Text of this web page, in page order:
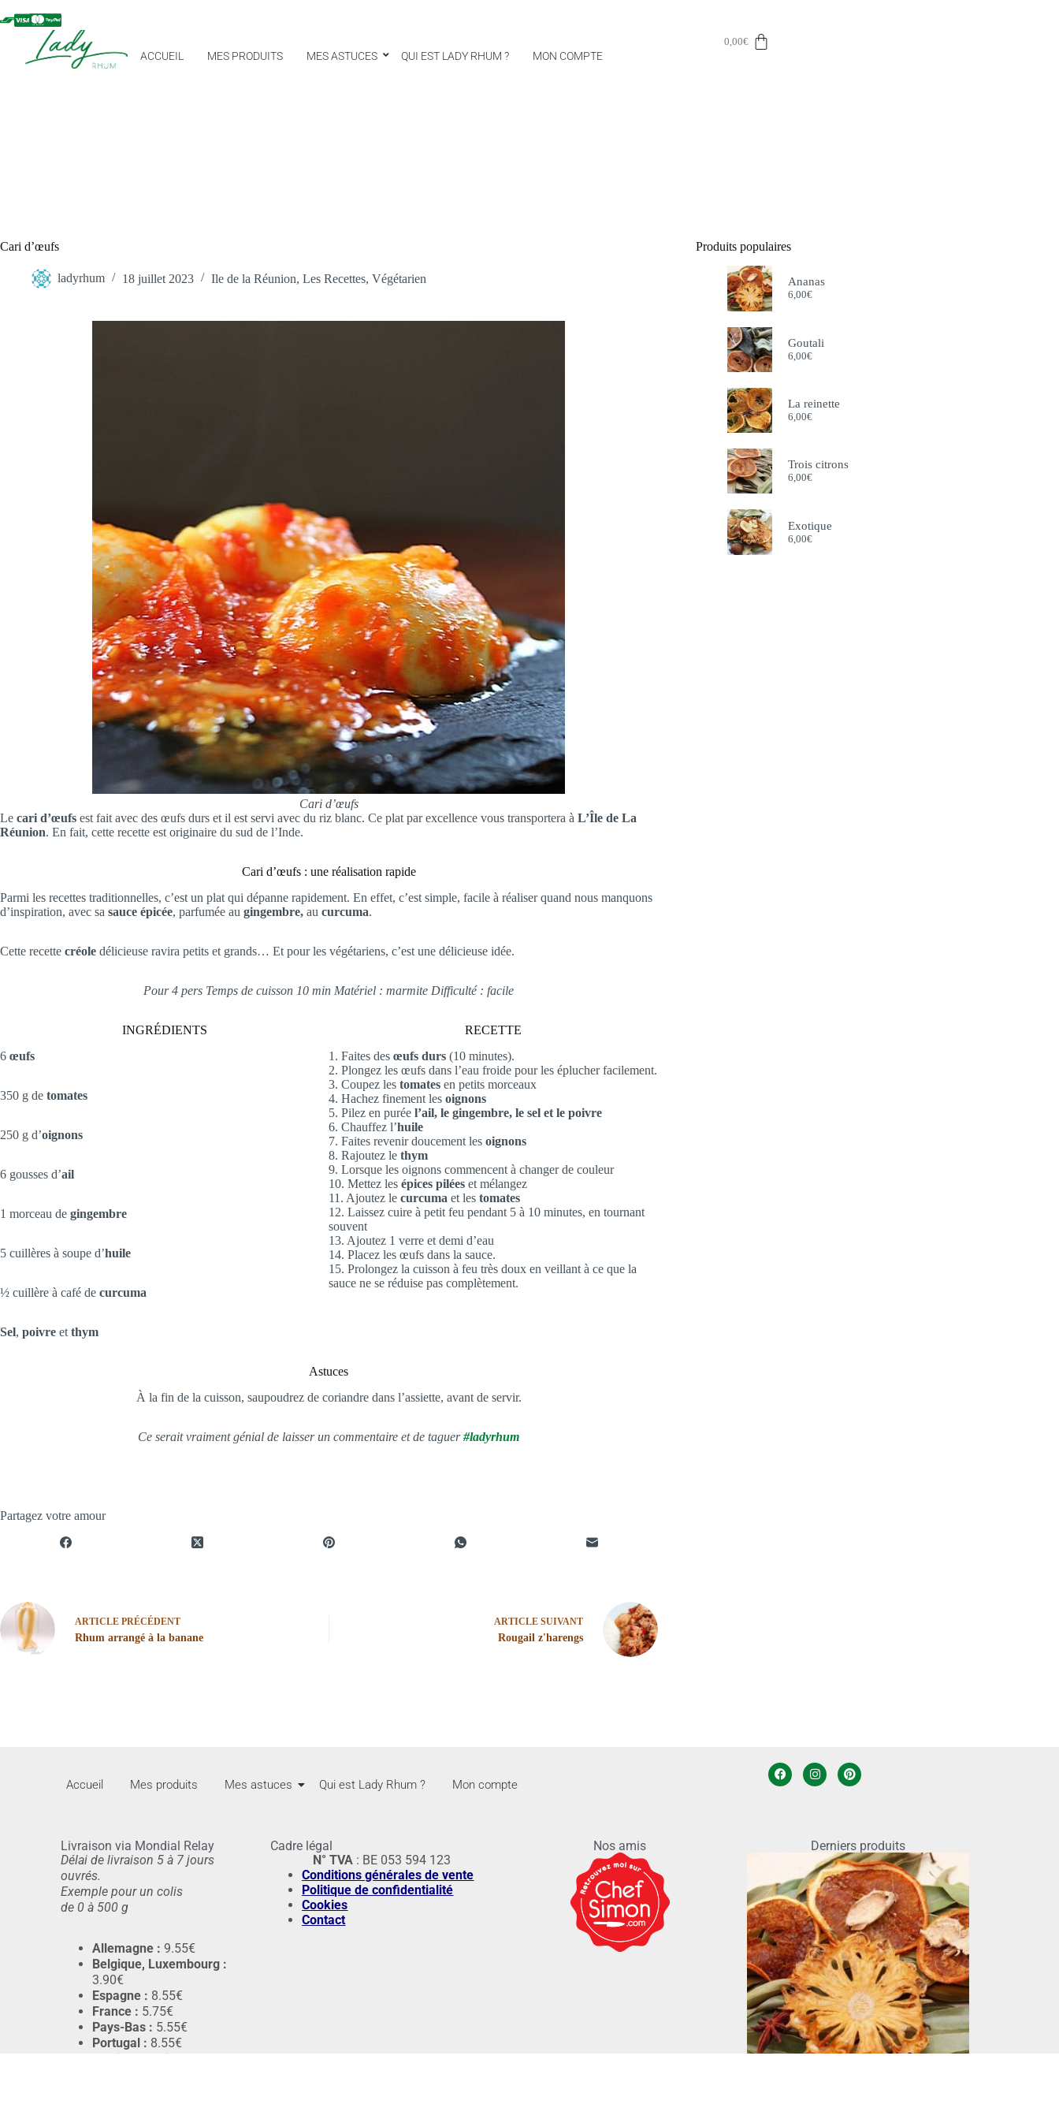
ACCUEIL MES PRODUITS MES ASTUCES QUI EST LADY RHUM ? MON COMPTE
0,00€
Cari d’œufs
ladyrhum 18 juillet 2023 Ile de la Réunion, Les Recettes, Végétarien
Cari d’œufs
Le cari d’œufs est fait avec des œufs durs et il est servi avec du riz blanc. Ce plat par excellence vous transportera à L’Île de La
Réunion. En fait, cette recette est originaire du sud de l’Inde.
Cari d’œufs : une réalisation rapide
Parmi les recettes traditionnelles, c’est un plat qui dépanne rapidement. En effet, c’est simple, facile à réaliser quand nous manquons
d’inspiration, avec sa sauce épicée, parfumée au gingembre, au curcuma.
Cette recette créole délicieuse ravira petits et grands… Et pour les végétariens, c’est une délicieuse idée.
Pour 4 pers Temps de cuisson 10 min Matériel : marmite Difficulté : facile
INGRÉDIENTS
6 œufs
350 g de tomates
250 g d’oignons
6 gousses d’ail
1 morceau de gingembre
5 cuillères à soupe d’huile
½ cuillère à café de curcuma
Sel, poivre et thym
RECETTE
1. Faites desœufs durs (10 minutes).
2. Plongez les œufs dans l’eau froide pour les éplucher facilement.
3. Coupez les tomates en petits morceaux
4. Hachez finement lesoignons
5. Pilez en puréel’ail, le gingembre, le sel et le poivre
6. Chauffez l’huile
7. Faites revenir doucement lesoignons
8. Rajoutez lethym
9. Lorsque les oignons commencent à changer de couleur
10. Mettez lesépices pilées et mélangez
11. Ajoutez lecurcuma et lestomates
12. Laissez cuire à petit feu pendant 5 à 10 minutes, en tournant
souvent
13. Ajoutez 1 verre et demi d’eau
14. Placez les œufs dans la sauce.
15. Prolongez la cuisson à feu très doux en veillant à ce que la
sauce ne se réduise pas complètement.
Astuces
À la fin de la cuisson, saupoudrez de coriandre dans l’assiette, avant de servir.
Ce serait vraiment génial de laisser un commentaire et de taguer#ladyrhum
Partagez votre amour
ARTICLE PRÉCÉDENT
Rhum arrangé à la banane
ARTICLESUIVANT
Rougail z'harengs
Produits populaires
Ananas
6,00€
Goutali
6,00€
La reinette
6,00€
Trois citrons
6,00€
Exotique
6,00€
Accueil Mes produits Mes astuces Qui est Lady Rhum ? Mon compte
Livraison via Mondial Relay
Délai de livraison 5 à 7 jours
ouvrés.
Exemple pour un colis
de 0 à 500 g
Allemagne : 9.55€
Belgique, Luxembourg :
3.90€
Espagne : 8.55€
France : 5.75€
Pays-Bas : 5.55€
Portugal : 8.55€
Autriche, Italie :
Cadre légal
N° TVA : BE 053 594 123
Conditions générales de vente
Politique de confidentialité
Cookies
Contact
Nos amis Derniers produits